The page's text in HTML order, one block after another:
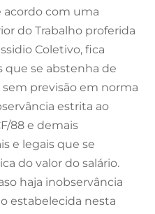
acordo com uma
do Trabalho proferida
Coletivo, fica
que se abstenha de
previsão em norma
estrita ao
88 e demais
e legais que se
do valor do salário.
haja inobservância
estabelecida nesta